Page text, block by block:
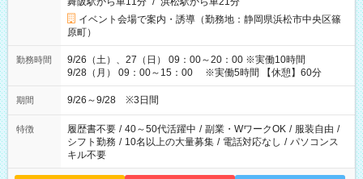
イベント会場で案内・誘導（勤務地：静岡県浜松市中央区篠
原町）
勤務時間
9/26（土）、27（日） 09：00～20：00 ※実働10時間
9/28（月） 09：00～15：00 ※実働5時間 【休憩】60分
期間 9/26～9/28 ※3日間
特徴 履歴書不要 / 40～50代活躍中 / 副業・WワークOK / 服装自由 /
シフト勤務 / 10名以上の大量募集 / 電話対応なし / パソコンス
キル不要